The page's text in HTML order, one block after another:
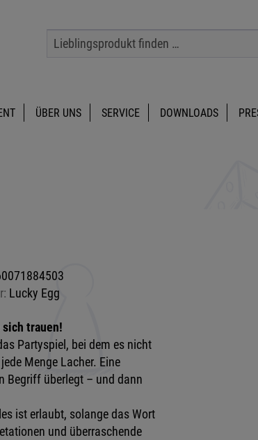
ÜBER UNS SERVICE DOWNLOADS
Lucky Egg
trauen!
Partyspiel, bei dem es nicht
Menge Lacher. Eine
Begriff überlegt – und dann
ist erlaubt, solange das Wort
und überraschende